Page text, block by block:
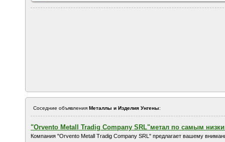
Соседние объявления Металлы и Изделия Унгены:
"Orvento Metall Tradig Company SRL"метал по самым
Компания "Orvento Metall Tradig Company SRL" предлагает вашему